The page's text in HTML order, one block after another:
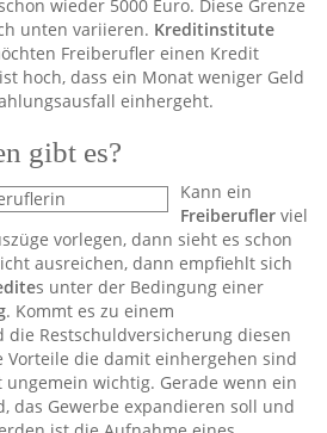
wieder 5000 Euro. Diese Grenze
unten variieren. Kreditinstitute
Freiberufler einen Kredit
hoch, dass ein Monat weniger Geld
einhergeht.
gibt es?
Kann ein
Freiberufler viel
vorlegen, dann sieht es schon
ausreichen, dann empfiehlt sich
s unter der Bedingung einer
. Kommt es zu einem
die Restschuldversicherung diesen
Vorteile die damit einhergehen sind
wichtig. Gerade wenn ein
das Gewerbe expandieren soll und